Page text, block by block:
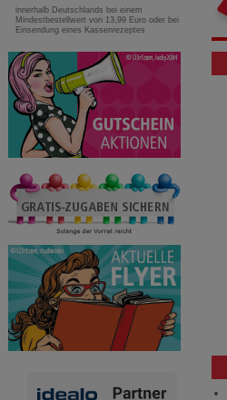
innerhalb Deutschlands bei einem
Mindestbestellwert von 13,99 Euro oder bei
Einsendung eines Kassenrezeptes